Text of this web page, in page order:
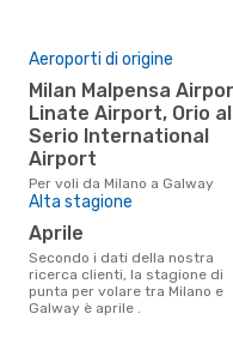
Aeroporti di origine
Milan Malpensa Airport,
Linate Airport, Orio al
Serio International
Airport
Per voli da Milano a Galway
Alta stagione
aprile
Secondo i dati della nostra
ricerca clienti, la stagione di
punta per volare tra Milano e
Galway è aprile .